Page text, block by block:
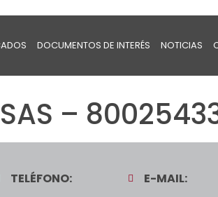
DOCUMENTOS DE INTERÉS NOTICIAS
SAS –
TELÉFONO:
E-MAIL: